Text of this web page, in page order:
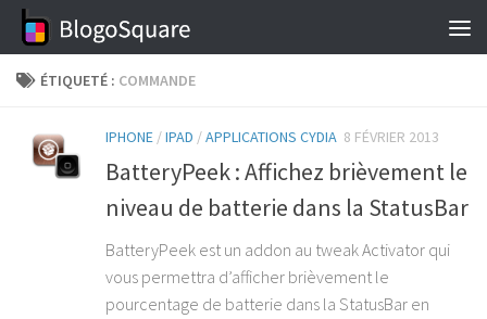
Skip to content
ÉTIQUETÉ : COMMANDE
IPHONE /IPAD /APPLICATIONS CYDIA 8 FÉVRIER 2013
BatteryPeek : Affichez brièvement le
niveau de batterie dans la StatusBar
BatteryPeek est un addon au tweak Activator qui
vous permettra d’afficher brièvement le
pourcentage de batterie dans la StatusBar en